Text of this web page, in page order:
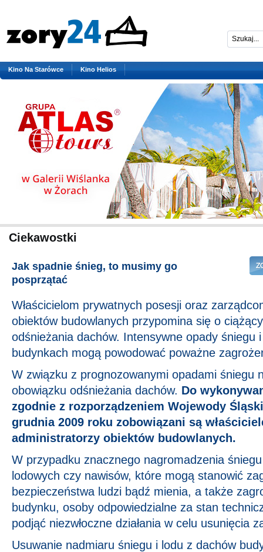
Kino Na Starówce Kino Helios
Ciekawostki
Jak spadnie śnieg, to musimy go
posprzątać
Właścicielom prywatnych posesji oraz
obiektów budowlanych przypomina się o
odśnieżania dachów. Intensywne opady śniegu
budynkach mogą powodować poważne
W związku z prognozowanymi opadami śniegu
obowiązku odśnieżania dachów. Do
zgodnie z rozporządzeniem Wojewody
grudnia 2009 roku zobowiązani są
administratorzy obiektów budowlanych.
W przypadku znacznego nagromadzenia
lodowych czy nawisów, które mogą stanowić
bezpieczeństwa ludzi bądź mienia, a także
budynku, osoby odpowiedzialne za stan
podjąć niezwłoczne działania w celu usunięcia
Usuwanie nadmiaru śniegu i lodu z dachów